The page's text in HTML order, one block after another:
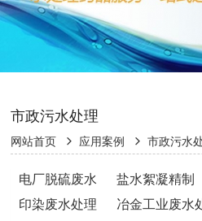
市政污水处理
网站首页 应用案例 市政污水
电厂脱硫废水 盐水絮凝精制
印染废水处理
冶金工业废水